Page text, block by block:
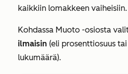
kaikkiin lomakkeen vaiheisiin.
Kohdassa Muoto -osiosta
ilmaisin (eli prosenttiosuus
lukumäärä).